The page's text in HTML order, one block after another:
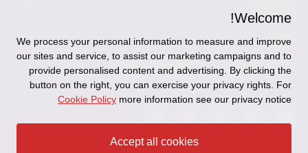
כניסה לעובדים - דוא"ל
כניסה לעובדים - דוחות עבודה
אודותינו
זיכרון והנצחה
תקנון
מדיניות הפרטיות
Disclaimer
Ethics Hotline
עקבו אחרינו ברשתות החברתיות
Welcome!
We process your personal information to measure and improve
our sites and service, to assist our marketing campaigns and to
provide personalised content and advertising. By clicking the
button on the right, you can exercise your privacy rights. For
more information see our privacy notice
Cookie Policy
Accept all cookies